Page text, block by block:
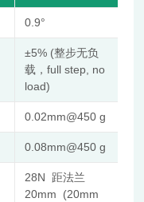
0.9°
±5% (整步无负
载，full step, no
load)
0.02mm@450 g
0.08mm@450 g
28N 距法兰
20mm (20mm